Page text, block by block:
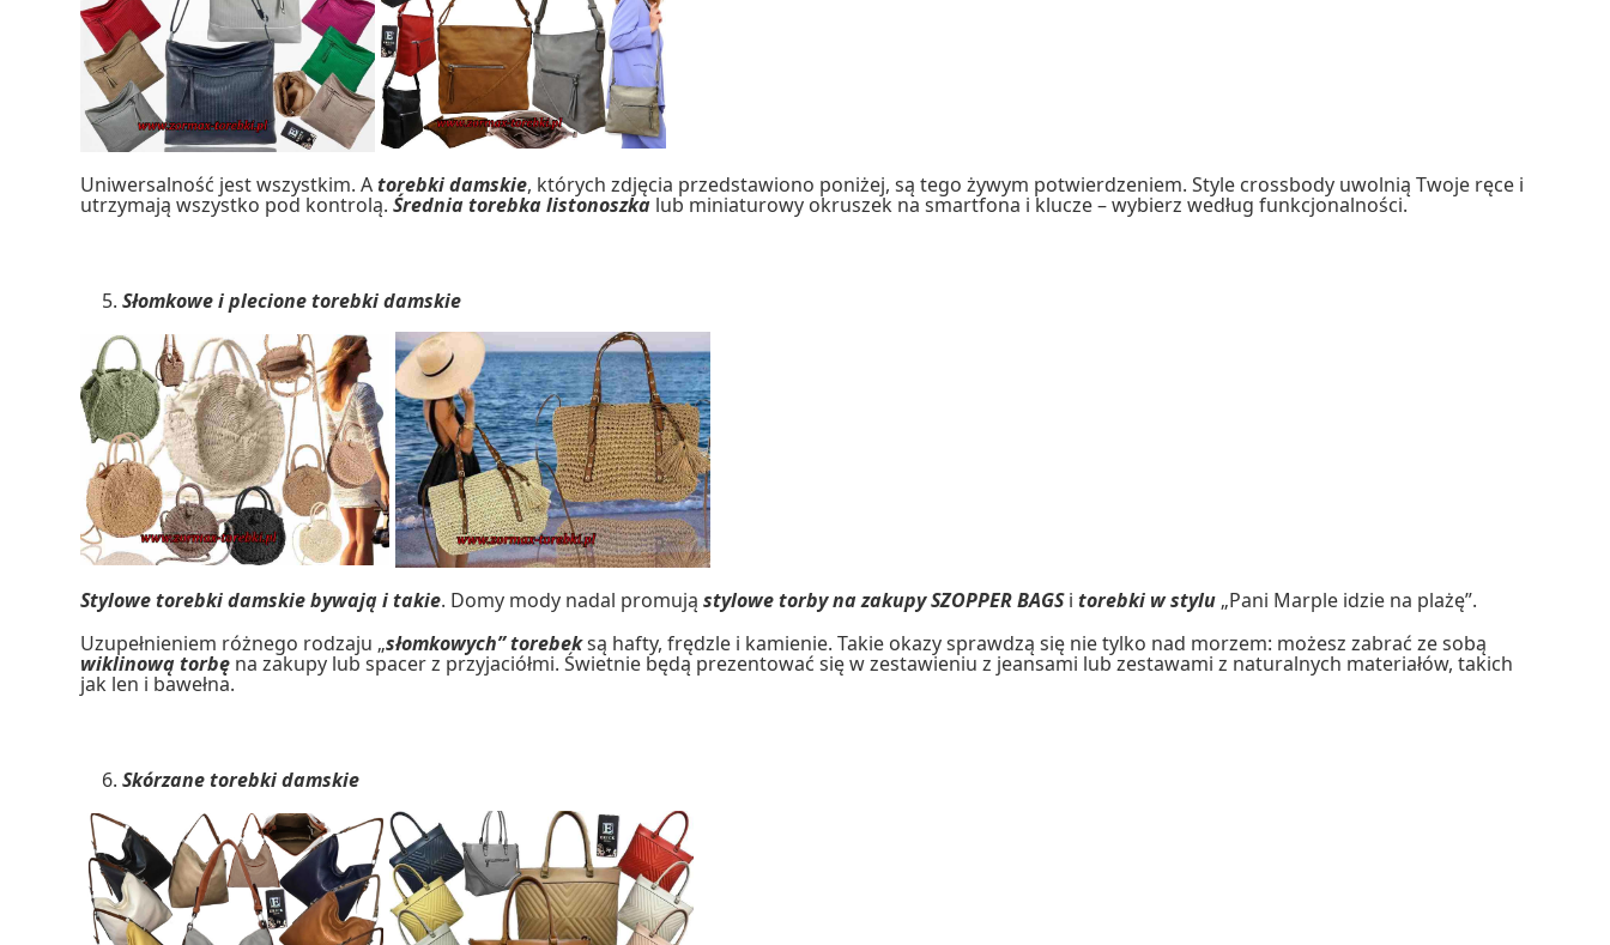
Uniwersalność jest wszystkim. Atorebki damskie, których zdjęcia przedstawiono poniżej, są tego żywym potwierdzeniem. Style crossbody uwolnią Twoje ręce i
utrzymają wszystko pod kontrolą.Średnia torebka listonoszka lub miniaturowy okruszek na smartfona i klucze – wybierz według funkcjonalności.
Słomkowe i plecione torebki damskie
Stylowe torebki damskie bywają i takie. Domy mody nadal promująstylowe torby na zakupy SZOPPER BAGSitorebki w stylu „Pani Marple idzie na plażę”.
Uzupełnieniem różnego rodzaju „słomkowych” torebeksą hafty, frędzle i kamienie. Takie okazy sprawdzą się nie tylko nad morzem: możesz zabrać ze sobą
wiklinową torbę na zakupy lub spacer z przyjaciółmi. Świetnie będą prezentować się w zestawieniu z jeansami lub zestawami z naturalnych materiałów, takich
jak len i bawełna.
Skórzane torebki damskie